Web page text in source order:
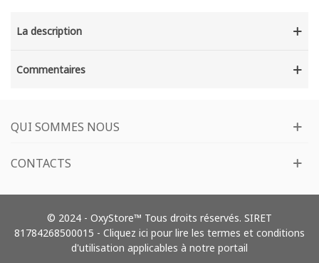
La description
Commentaires
QUI SOMMES NOUS
CONTACTS
© 2024 - OxyStore™ Tous droits réservés. SIRET
81784268500015 - Cliquez ici pour lire les termes et conditions
d'utilisation applicables à notre portail